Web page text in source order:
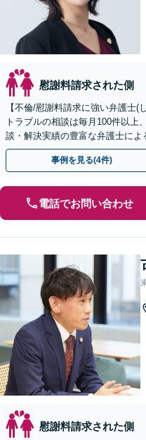
慰謝料請求された側
【不倫/慰謝料請求に強い弁護士
トラブルの相談は毎月100件以上
談・解決実績の豊富な弁護士に
倫相談は初回0円】【全国対応】
事例を見る(4件)
電話でお問い合わせ
慰謝料請求された側